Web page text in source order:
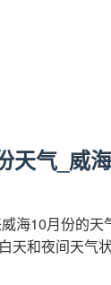
天气_威
海10月份的天
天和夜间天气